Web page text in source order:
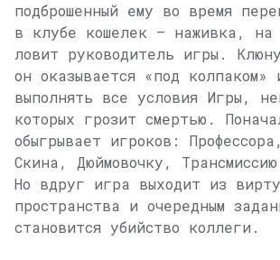
подброшенный ему во время
в клубе кошелек — наживка, на
ловит руководитель игры.
он оказывается «под колпаком»
выполнять все условия Игры,
которых грозит смертью.
обыгрывает игроков:
Скина, Дюймовочку,
Но вдруг игра выходит из
пространства и очередным
становится убийство коллеги.